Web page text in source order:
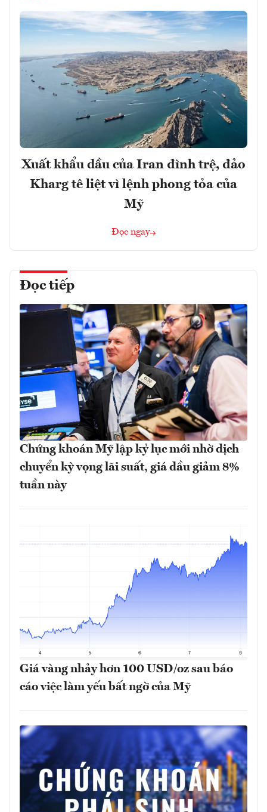
Xuất khẩu dầu của Iran đình trệ, đảo
Kharg tê liệt vì lệnh phong tỏa của
Mỹ
Đọc ngay
Đọc tiếp
Chứng khoán Mỹ lập kỷ lục mới nhờ dịch
chuyển kỳ vọng lãi suất, giá dầu giảm 8%
tuần này
Giá vàng nhảy hơn 100 USD/oz sau báo
cáo việc làm yếu bất ngờ của Mỹ